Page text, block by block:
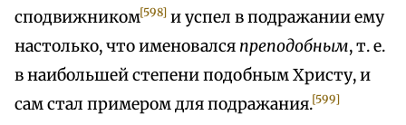
сподвижником[598] и успел в подражании ему
настолько, что именовался преподобным, т. е.
в наибольшей степени подобным Христу, и
сам стал примером для подражания.[599]